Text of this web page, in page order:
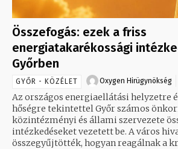
Összefogás: ezek a friss
energiatakarékossági
Győrben
GYŐR - KÖZÉLET Oxygen Hirügynökség
Az országos energiaellátási helyzetre
hőségre tekintettel Győr számos
közintézményi és állami szervezete
intézkedéseket vezetett be. A város
összegyűjtötték, hogyan reagálnak a